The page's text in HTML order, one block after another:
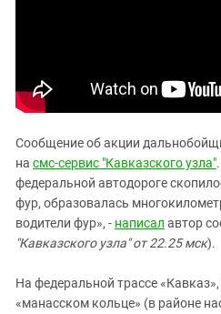
Сообщение об акции
на смс-сервис "Кавказского узла"
федеральной автодороге
фур, образовалась
водители фур», - написал автор
"Кавказского узла" от 22.25 мск).
На федеральной трассе
«манасском кольце» (в районе